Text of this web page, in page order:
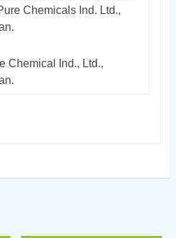
Chemicals Ind. Ltd.,
Chemical Ind., Ltd.,